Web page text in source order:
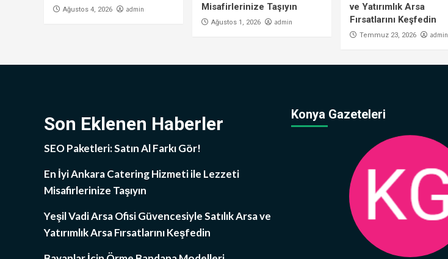
Ağustos 4, 2026 admin
Misafirlerinize Taşıyın
Ağustos 1, 2026 admin
ve Yatırımlık Arsa
Fırsatlarını Keşfedin
Temmuz 23, 2026 admin
Son Eklenen Haberler
SEO Paketleri: Satın Al Farkı Gör!
En İyi Ankara Catering Hizmeti ile Lezzeti
Misafirlerinize Taşıyın
Yeşil Vadi Arsa Ofisi Güvencesiyle Satılık Arsa ve
Yatırımlık Arsa Fırsatlarını Keşfedin
Konya Gazeteleri